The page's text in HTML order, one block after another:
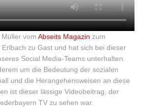
vom Abseits Magazin zum
zu Gast und hat sich bei dieser
Social Media-Teams unterhalten.
um die Bedeutung der sozialen
und die Herangehensweisen an diese
ist dieser lässige Videobeitrag, der
TV zu sehen war.